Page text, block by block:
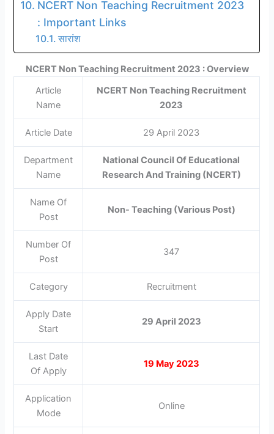
NCERT Non Teaching Recruitment 2023
: Important Links
सारांश
NCERT Non Teaching Recruitment 2023 : Overview
Article
Name
NCERT Non Teaching Recruitment
2023
Article Date 29 April 2023
Department
Name
National Council Of Educational
Research And Training (NCERT)
Name Of
Post
Non- Teaching (Various Post)
Number Of
Post
347
Category Recruitment
Apply Date
Start
29 April 2023
Last Date
Of Apply
19 May 2023
Application
Mode
Online